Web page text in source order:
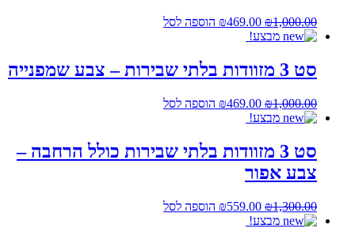
₪1,000.00
המחיר
המקורי
₪1,000.00.
₪469.00
המחיר
₪469.00.
הוספה לסל
מבצע!
סט 3 מזוודות בלתי שבירות – צבע שמפנייה
₪1,000.00
המחיר
המקורי
₪1,000.00.
₪469.00
המחיר
₪469.00.
הוספה לסל
מבצע!
סט 3 מזוודות בלתי שבירות כולל הרחבה –
צבע אפור
₪1,300.00
המחיר
המקורי
₪559.00
המחיר
הוספה לסל
מבצע!